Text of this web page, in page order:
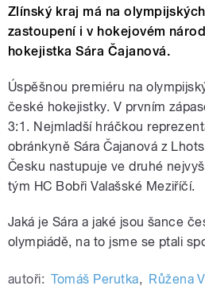
Zlínský kraj má na
zastoupení i v hokejovém
hokejistka Sára Čajanová.
Úspěšnou premiéru na
české hokejistky. V prvním
3:1. Nejmladší hráčkou
obránkyně Sára Čajanová z
Česku nastupuje ve druhé
tým HC Bobři Valašské Meziříčí.
Jaká je Sára a jaké jsou šance
olympiádě, na to jsme se ptali
autoři: Tomáš Perutka, Růžena